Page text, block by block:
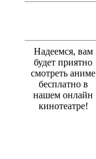
Надеемся, вам
будет приятно
смотреть аниме
бесплатно в
нашем онлайн
кинотеатре!